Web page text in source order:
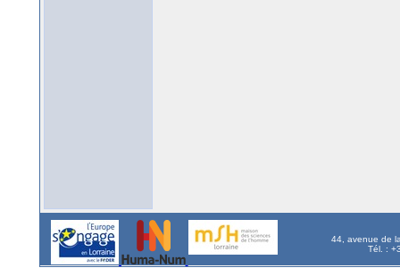
44, avenue de
Tél. :